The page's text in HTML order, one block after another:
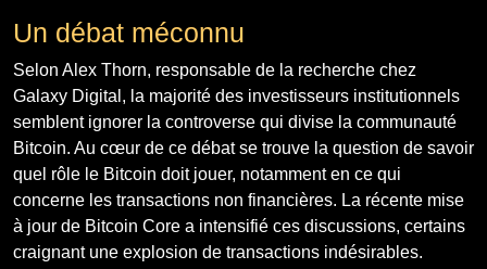
Un débat méconnu
Selon Alex Thorn, responsable de la recherche chez
Galaxy Digital, la majorité des investisseurs institutionnels
semblent ignorer la controverse qui divise la communauté
Bitcoin. Au cœur de ce débat se trouve la question de savoir
quel rôle le Bitcoin doit jouer, notamment en ce qui
concerne les transactions non financières. La récente mise
à jour de Bitcoin Core a intensifié ces discussions, certains
craignant une explosion de transactions indésirables.